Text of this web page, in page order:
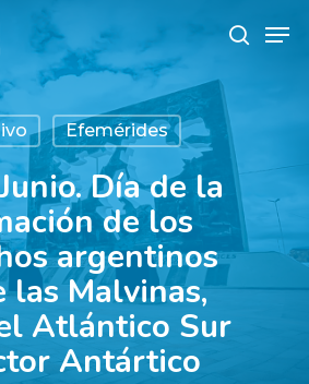
search
Efemérides
Día de la
de los
argentinos
las Malvinas,
Atlántico Sur
Antártico